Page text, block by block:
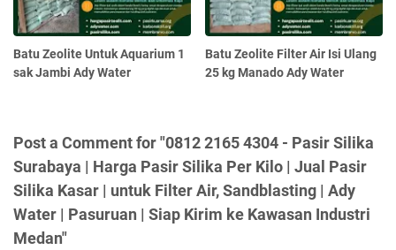
Batu Zeolite Untuk Aquarium 1
sak Jambi Ady Water
Batu Zeolite Filter Air Isi Ulang
25 kg Manado Ady Water
Post a Comment for "0812 2165 4304 - Pasir Silika
Surabaya | Harga Pasir Silika Per Kilo | Jual Pasir
Silika Kasar | untuk Filter Air, Sandblasting | Ady
Water | Pasuruan | Siap Kirim ke Kawasan Industri
Medan"